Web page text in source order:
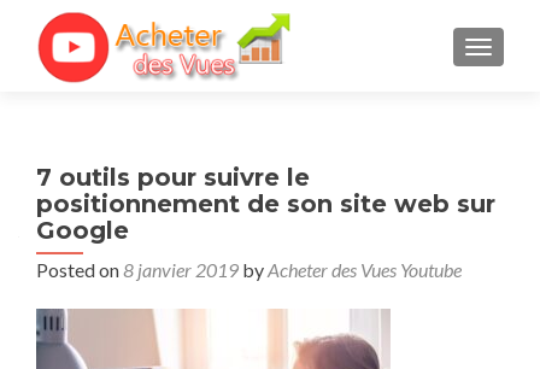
7 outils pour suivre le
positionnement de son site web sur
Google
Posted on8 janvier 2019 byAcheter des Vues Youtube